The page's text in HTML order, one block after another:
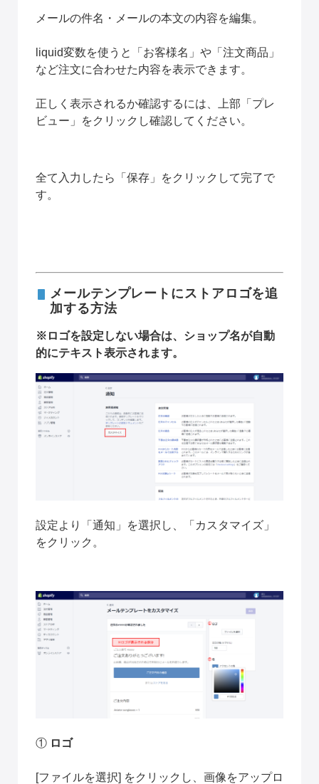
メールの件名・メールの本文の内容を編集。
liquid変数を使うと「お客様名」や「注文商品」
など注文に合わせた内容を表示できます。
正しく表示されるか確認するには、上部「プレ
ビュー」をクリックし確認してください。
全て入力したら「保存」をクリックして完了で
す。
メールテンプレートにストアロゴを追
加する方法
※ロゴを設定しない場合は、ショップ名が自動
的にテキスト表示されます。
設定より「通知」を選択し、「カスタマイズ」
をクリック。
① ロゴ
[ファイルを選択] をクリックし、画像をアップロ